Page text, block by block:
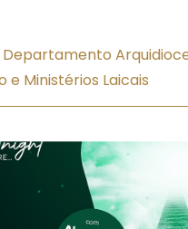
Departamento
e Ministérios Laicais